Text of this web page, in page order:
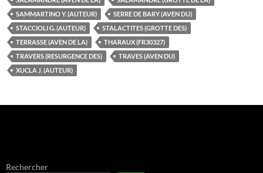
SAMMARTINO Y. (AUTEUR)
SERRE DE BARY (AVEN DU)
STACCIOLI G. (AUTEUR)
STALACTITES (GROTTE DES)
TERRASSE (AVEN DE LA)
THARAUX (FR30327)
TRAVERS (RESURGENCE DES)
TRAVES (AVEN DU)
XUCLA J. (AUTEUR)
Rechercher